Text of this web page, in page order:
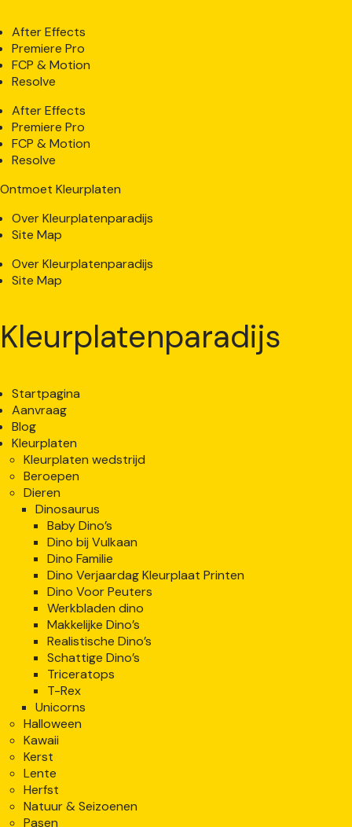
After Effects
Premiere Pro
FCP & Motion
Resolve
After Effects
Premiere Pro
FCP & Motion
Resolve
Ontmoet Kleurplaten
Over Kleurplatenparadijs
Site Map
Over Kleurplatenparadijs
Site Map
Kleurplatenparadijs
Startpagina
Aanvraag
Blog
Kleurplaten
Kleurplaten wedstrijd
Beroepen
Dieren
Dinosaurus
Baby Dino’s
Dino bij Vulkaan
Dino Familie
Dino Verjaardag Kleurplaat Printen
Dino Voor Peuters
Werkbladen dino
Makkelijke Dino’s
Realistische Dino’s
Schattige Dino’s
Triceratops
T-Rex
Unicorns
Halloween
Kawaii
Kerst
Lente
Herfst
Natuur & Seizoenen
Pasen